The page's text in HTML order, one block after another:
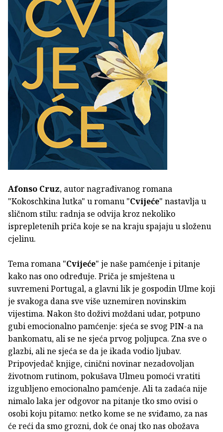
Afonso Cruz, autor nagrađivanog romana
"Kokoschkina lutka" u romanu "Cvijeće" nastavlja u
sličnom stilu: radnja se odvija kroz nekoliko
isprepletenih priča koje se na kraju spajaju u složenu
cjelinu.
Tema romana "Cvijeće" je naše pamćenje i pitanje
kako nas ono određuje. Priča je smještena u
suvremeni Portugal, a glavni lik je gospodin Ulme koji
je svakoga dana sve više uznemiren novinskim
vijestima. Nakon što doživi moždani udar, potpuno
gubi emocionalno pamćenje: sjeća se svog PIN-a na
bankomatu, ali se ne sjeća prvog poljupca. Zna sve o
glazbi, ali ne sjeća se da je ikada vodio ljubav.
Pripovjedač knjige, cinični novinar nezadovoljan
životnom rutinom, pokušava Ulmeu pomoći vratiti
izgubljeno emocionalno pamćenje. Ali ta zadaća nije
nimalo laka jer odgovor na pitanje tko smo ovisi o
osobi koju pitamo: netko kome se ne sviđamo, za nas
će reći da smo grozni, dok će onaj tko nas obožava